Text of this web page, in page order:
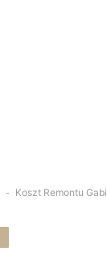
- Koszt Remontu